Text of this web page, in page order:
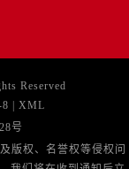
Reserved
| XML
号
版权、名誉权等侵权问